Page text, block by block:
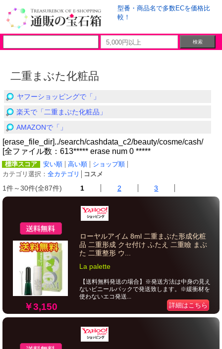
型番・商品名で多数ECを価格比
較！
二重まぶた化粧品
ヤフーショッピングで「」
楽天で「二重まぶた化粧品」
AMAZONで「」
[erase_file_dir]../search/cashdata_c2/beauty/cosme/cash/
[全ファイル数：613***** erase num 0 *****
標準スコア 安い順 高い順
ショップ順
カテゴリ選択： 全カテゴリ コスメ
1件～30件(全87件) 1 2 3
￥3,150
ローヤルアイム 8ml 二重まぶた形成化粧
品 二重形成 クセ付け ふたえ 二重瞼 まぶ
た 二重整形 ウ...
La palette
【送料無料発送の場合】※発送方法は中身の見え
ないビニールパックで発送致します。※緩衝材を
使わないエコ発送...
詳細はこちら